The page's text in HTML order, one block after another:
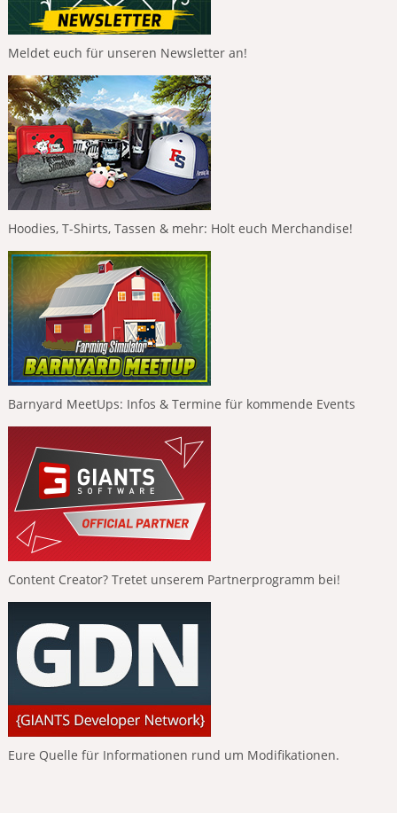
Meldet euch für unseren Newsletter an!
Hoodies, T-Shirts, Tassen & mehr: Holt euch Merchandise!
Barnyard MeetUps: Infos & Termine für kommende Events
Content Creator? Tretet unserem Partnerprogramm bei!
Eure Quelle für Informationen rund um Modifikationen.